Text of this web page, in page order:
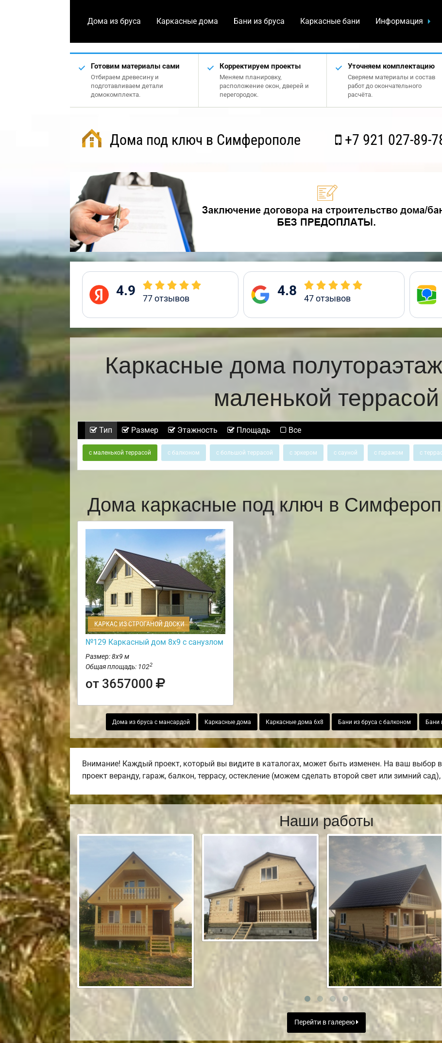
Дома из бруса Каркасные дома Бани из бруса Каркасные бани Информация
Готовим материалы сами
Отбираем древесину и
подготавливаем детали
домокомплекта.
Корректируем проекты
Меняем планировку,
расположение окон, дверей и
перегородок.
Уточняем комплектацию
Сверяем материалы и состав
работ до окончательного
расчёта.
Дома под ключ в Симферополе +7 921 027-89-
4.9 77отзывов 4.8 47отзывов
Каркасные дома
маленькой террасой
Тип Размер Этажность Площадь Все
с маленькой террасой с балконом с большой террасой с эркером с сауной с гаражом с
Дома каркасные под ключ в
КАРКАС ИЗ СТРОГАНОЙ ДОСКИ
№129 Каркасный дом 8х9 с санузлом
Размер: 8х9 м
Общая площадь: 1022
от 3657000
Дома из бруса с мансардой Каркасные дома Каркасные дома 6х8 Бани из бруса с балконом Бани
Внимание! Каждый проект, который вы видите в каталогах, может быть изменен. На ваш выбор
проект веранду, гараж, балкон, террасу, остекление (можем сделать второй свет или зимний
Наши работы
Перейти в галерею